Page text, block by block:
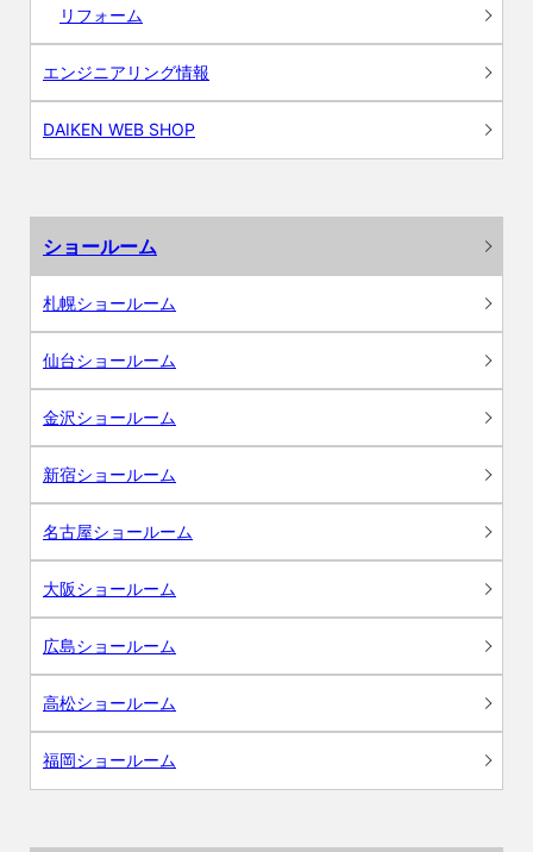
リフォーム
エンジニアリング情報
DAIKEN WEB SHOP
ショールーム
札幌ショールーム
仙台ショールーム
金沢ショールーム
新宿ショールーム
名古屋ショールーム
大阪ショールーム
広島ショールーム
高松ショールーム
福岡ショールーム